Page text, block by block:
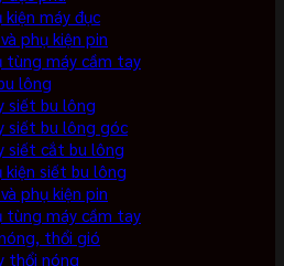
kiện máy đục
phụ kiện pin
tùng máy cầm tay
lông
siết bu lông
siết bu lông góc
siết cắt bu lông
kiện siết bu lông
phụ kiện pin
tùng máy cầm tay
thổi gió
thổi nóng